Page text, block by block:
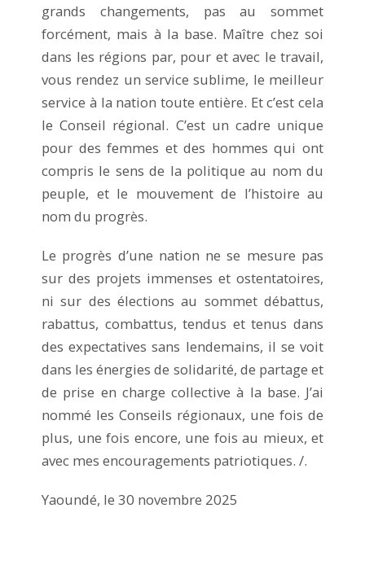
grands changements, pas au sommet
forcément, mais à la base. Maître chez soi
dans les régions par, pour et avec le travail,
vous rendez un service sublime, le meilleur
service à la nation toute entière. Et c’est cela
le Conseil régional. C’est un cadre unique
pour des femmes et des hommes qui ont
compris le sens de la politique au nom du
peuple, et le mouvement de l’histoire au
nom du progrès.
Le progrès d’une nation ne se mesure pas
sur des projets immenses et ostentatoires,
ni sur des élections au sommet débattus,
rabattus, combattus, tendus et tenus dans
des expectatives sans lendemains, il se voit
dans les énergies de solidarité, de partage et
de prise en charge collective à la base. J’ai
nommé les Conseils régionaux, une fois de
plus, une fois encore, une fois au mieux, et
avec mes encouragements patriotiques. /.
Yaoundé, le 30 novembre 2025